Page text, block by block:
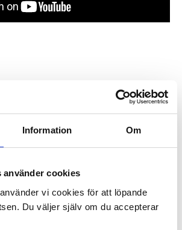
Information Om
använder cookies
vi cookies för att löpande
Du väljer själv om du accepterar
få av många
ökat trovärdigheten
några av våra nöjda kunder
hjälpt dem att få fler